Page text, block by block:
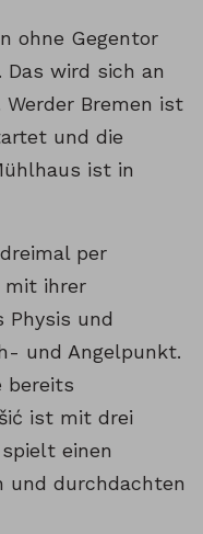
ohne Gegentor
Das wird sich an
Werder Bremen ist
und die
ist in
per
mit ihrer
Physis und
und Angelpunkt.
bereits
ist mit drei
einen
und durchdachten